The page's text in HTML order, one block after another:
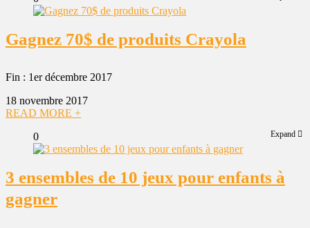
Gagnez 70$ de produits Crayola
Fin : 1er décembre 2017
18 novembre 2017
READ MORE +
Expand
0
3 ensembles de 10 jeux pour enfants à
gagner